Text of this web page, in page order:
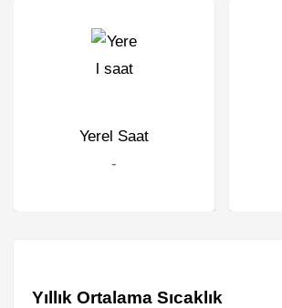
Yerel Saat
-
Yıllık Ortalama Sıcaklık